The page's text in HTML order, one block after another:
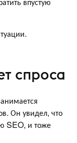
спроса
Он увидел, что
SEO, и тоже